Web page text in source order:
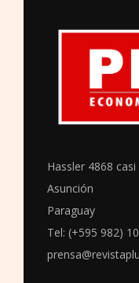
Hassler 4868
Asunción
Paraguay
Tel: (+595 982)